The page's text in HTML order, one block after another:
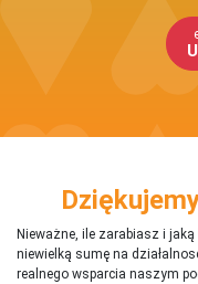
Nieważne, ile zarabiasz i
niewielką sumę na
realnego wsparcia naszym